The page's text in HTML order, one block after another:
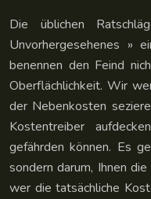
Die üblichen
Unvorhergesehenes »
benennen den Feind
Oberflächlichkeit. Wir
der Nebenkosten
Kostentreiber
gefährden können. Es
sondern darum, Ihnen
wer die tatsächliche